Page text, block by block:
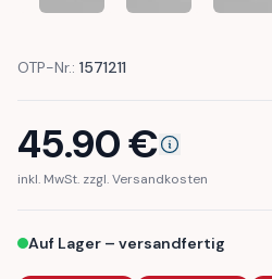
OTP-Nr.: 1571211
45.90€
inkl. MwSt. zzgl. Versandkosten
Auf Lager – versandfertig